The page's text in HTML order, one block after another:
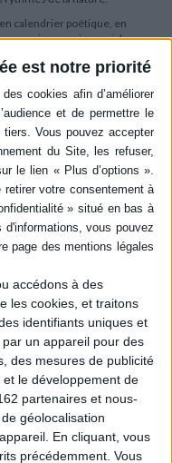
est notre priorité
accédons à des
les cookies, et traitons
identifiants uniques et
un appareil pour des
des mesures de publicité
le développement de
partenaires et nous-
géolocalisation
En cliquant, vous
précédemment. Vous
calendrier poétique, en
saison, mais aussi de
opportunité pour opérer des